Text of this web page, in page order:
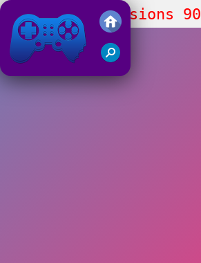
Friv
Mahjongg Dimensions